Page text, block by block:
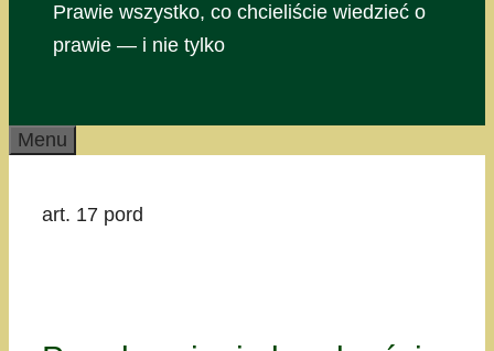
Prawie wszystko, co chcieliście wiedzieć o
prawie — i nie tylko
Menu
art. 17 pord